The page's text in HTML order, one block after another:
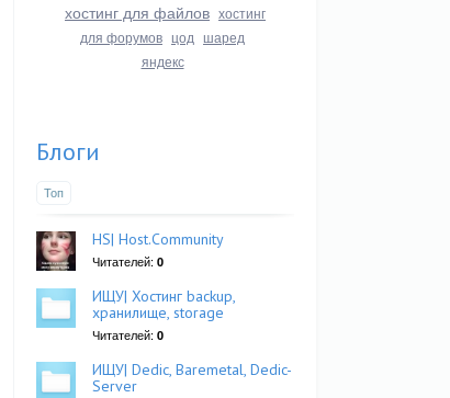
хостинг для файлов хостинг
для форумов цод шаред
яндекс
Блоги
Топ
HS| Host.Community
Читателей: 0
ИЩУ| Хостинг backup,
хранилище, storage
Читателей: 0
ИЩУ| Dedic, Baremetal, Dedic-
Server